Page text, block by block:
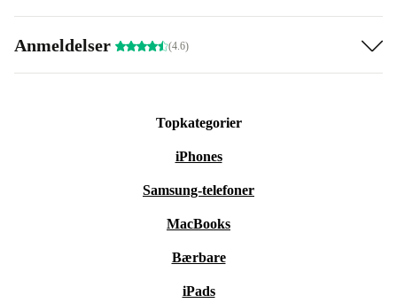
Anmeldelser (4.6)
Topkategorier
iPhones
Samsung-telefoner
MacBooks
Bærbare
iPads